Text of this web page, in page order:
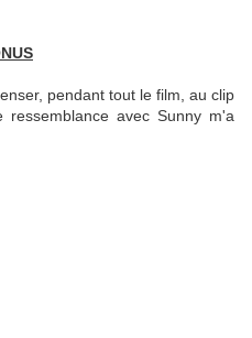
pendant tout le film, au clip
avec Sunny m'a